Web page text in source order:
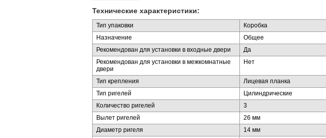
Технические характеристики:
Тип упаковки
Коробка
Назначение
Общее
Рекомендован для установки в входные двери
Да
Рекомендован для установки в межкомнатные
двери
Нет
Тип крепления
Лицевая планка
Тип ригелей
Цилиндрические
Количество ригелей
3
Вылет ригелей
26 мм
Диаметр ригеля
14 мм